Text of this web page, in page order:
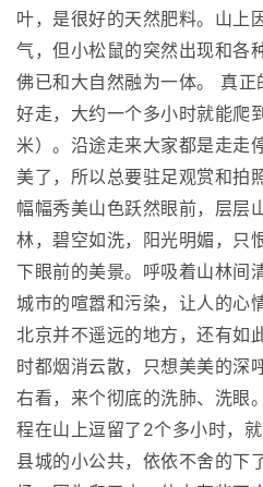
叶，是很好的天然肥料。山上
气，但小松鼠的突然出现和各
佛已和大自然融为一体。 真
好走，大约一个多小时就能爬
米）。沿途走来大家都是走走
美了，所以总要驻足观赏和拍
幅幅秀美山色跃然眼前，层层
林，碧空如洗，阳光明媚，只
下眼前的美景。呼吸着山林间
城市的喧嚣和污染，让人的心
北京并不遥远的地方，还有如
时都烟消云散，只想美美的深
右看，来个彻底的洗肺、洗眼
程在山上逗留了2个多小时，
县城的小公共，依依不舍的下